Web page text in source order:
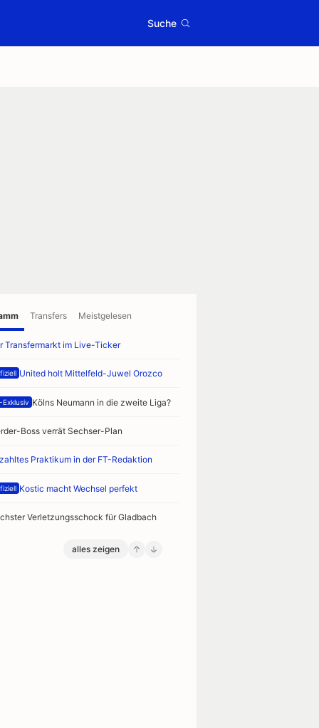
Suche
Transfers Meistgelesen
Transfermarkt im Live-Ticker
United holt Mittelfeld-Juwel Orozco
Exklusiv Kölns Neumann in die zweite Liga?
Boss verrät Sechser-Plan
Praktikum in der FT-Redaktion
Kostic macht Wechsel perfekt
Verletzungsschock für Gladbach
alles zeigen